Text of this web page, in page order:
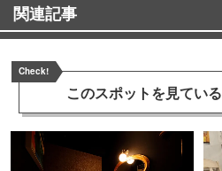
関連記事
Check!
このスポットを見ている